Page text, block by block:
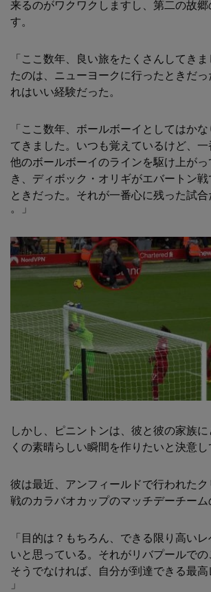
来るのがワクワクしますし、第二の故郷
す。
「ここ数年、良い旅をたくさんしてき
たのは、ニューヨークに行ったときだ
れはいい経験だった。
「ここ数年、ボールボーイとしてはか
てきました。いつも覚えているけど、一
他のボールボーイのラインを駆け上が
き、ディボック・オリギがエバートン
ときだった。それが一番心に残った試合
。」
しかし、ピニントンは、彼と彼の家族
くの素晴らしい瞬間を作りたいと決意し
彼は最近、アンフィールドで行われた
戦のカラバオカップのマッチデーチーム
「目的は？もちろん、できる限り高い
いと思っている。それがリバプールでの
そうでなければ、自分が到達できる最高
」